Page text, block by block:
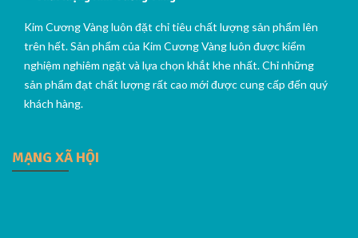
Kim Cương Vàng luôn đặt chỉ tiêu chất lượng sản phẩm lên
trên hết. Sản phẩm của Kim Cương Vàng luôn được kiểm
nghiệm nghiêm ngặt và lựa chọn khắt khe nhất. Chỉ những
sản phẩm đạt chất lượng rất cao mới được cung cấp đến quý
khách hàng.
MẠNG XÃ HỘI